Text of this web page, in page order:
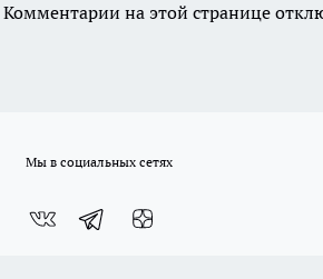
Комментарии на этой странице
Мы в социальных сетях